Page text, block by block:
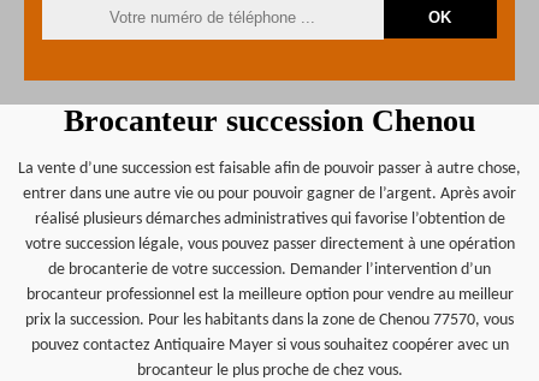
Brocanteur succession Chenou
La vente d’une succession est faisable afin de pouvoir passer à autre chose,
entrer dans une autre vie ou pour pouvoir gagner de l’argent. Après avoir
réalisé plusieurs démarches administratives qui favorise l’obtention de
votre succession légale, vous pouvez passer directement à une opération
de brocanterie de votre succession. Demander l’intervention d’un
brocanteur professionnel est la meilleure option pour vendre au meilleur
prix la succession. Pour les habitants dans la zone de Chenou 77570, vous
pouvez contactez Antiquaire Mayer si vous souhaitez coopérer avec un
brocanteur le plus proche de chez vous.